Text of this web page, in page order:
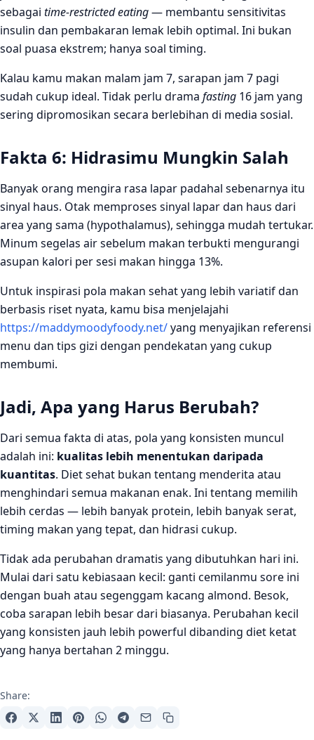
sebagai time-restricted eating— membantu sensitivitas
insulin dan pembakaran lemak lebih optimal. Ini bukan
soal puasa ekstrem; hanya soal timing.
Kalau kamu makan malam jam 7, sarapan jam 7 pagi
sudah cukup ideal. Tidak perlu drama fasting 16 jam yang
sering dipromosikan secara berlebihan di media sosial.
Fakta 6: Hidrasimu Mungkin Salah
Banyak orang mengira rasa lapar padahal sebenarnya itu
sinyal haus. Otak memproses sinyal lapar dan haus dari
area yang sama (hypothalamus), sehingga mudah tertukar.
Minum segelas air sebelum makan terbukti mengurangi
asupan kalori per sesi makan hingga 13%.
Untuk inspirasi pola makan sehat yang lebih variatif dan
berbasis riset nyata, kamu bisa menjelajahi
https://maddymoodyfoody.net/yang menyajikan referensi
menu dan tips gizi dengan pendekatan yang cukup
membumi.
Jadi, Apa yang Harus Berubah?
Dari semua fakta di atas, pola yang konsisten muncul
adalah ini: kualitas lebih menentukan daripada
kuantitas. Diet sehat bukan tentang menderita atau
menghindari semua makanan enak. Ini tentang memilih
lebih cerdas — lebih banyak protein, lebih banyak serat,
timing makan yang tepat, dan hidrasi cukup.
Tidak ada perubahan dramatis yang dibutuhkan hari ini.
Mulai dari satu kebiasaan kecil: ganti cemilanmu sore ini
dengan buah atau segenggam kacang almond. Besok,
coba sarapan lebih besar dari biasanya. Perubahan kecil
yang konsisten jauh lebih powerful dibanding diet ketat
yang hanya bertahan 2 minggu.
Share: